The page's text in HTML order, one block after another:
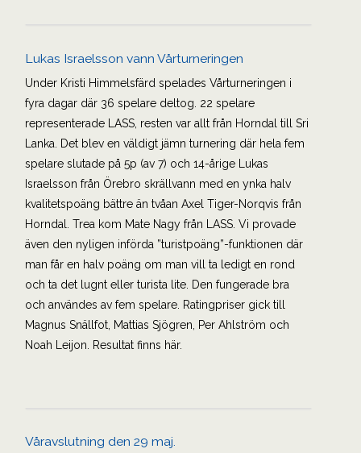
Lukas Israelsson vann Vårturneringen
Under Kristi Himmelsfärd spelades Vårturneringen i
fyra dagar där 36 spelare deltog. 22 spelare
representerade LASS, resten var allt från Horndal till Sri
Lanka. Det blev en väldigt jämn turnering där hela fem
spelare slutade på 5p (av 7) och 14-årige Lukas
Israelsson från Örebro skrällvann med en ynka halv
kvalitetspoäng bättre än tvåan Axel Tiger-Norqvis från
Horndal. Trea kom Mate Nagy från LASS. Vi provade
även den nyligen införda ”turistpoäng”-funktionen där
man får en halv poäng om man vill ta ledigt en rond
och ta det lugnt eller turista lite. Den fungerade bra
och användes av fem spelare. Ratingpriser gick till
Magnus Snällfot, Mattias Sjögren, Per Ahlström och
Noah Leijon. Resultat finns här.
Våravslutning den 29 maj.